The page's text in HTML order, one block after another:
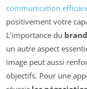
communication
positivement votre
L’importance du
un autre aspect
image peut aussi
objectifs. Pour une